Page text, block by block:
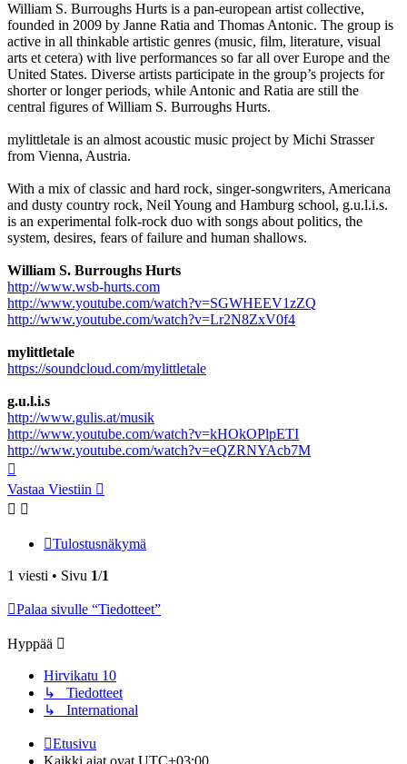
William S. Burroughs Hurts is a pan-european artist collective,
founded in 2009 by Janne Ratia and Thomas Antonic. The group is
active in all thinkable artistic genres (music, film, literature, visual
arts et cetera) with live performances so far all over Europe and the
United States. Diverse artists participate in the group’s projects for
shorter or longer periods, while Antonic and Ratia are still the
central figures of William S. Burroughs Hurts.
mylittletale is an almost acoustic music project by Michi Strasser
from Vienna, Austria.
With a mix of classic and hard rock, singer-songwriters, Americana
and dusty country rock, Neil Young and Hamburg school, g.u.l.i.s.
is an experimental folk-rock duo with songs about politics, the
system, desires, fears of failure and human shallows.
William S. Burroughs Hurts
http://www.wsb-hurts.com
http://www.youtube.com/watch?v=SGWHEEV1zZQ
http://www.youtube.com/watch?v=Lr2N8ZxV0f4
mylittletale
https://soundcloud.com/mylittletale
g.u.l.i.s
http://www.gulis.at/musik
http://www.youtube.com/watch?v=kHOkOPlpETI
http://www.youtube.com/watch?v=eQZRNYAcb7M
Vastaa Viestiin
Tulostusnäkymä
1 viesti • Sivu 1/1
Palaa sivulle “Tiedotteet”
Hyppää
Hirvikatu 10
↳ Tiedotteet
↳ International
Etusivu